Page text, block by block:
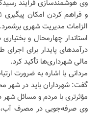
و فراهم کردن امکان پیگیری
الزامات مدیریت شهری برشمرد.
استاندار چهارمحال و
درآمدهای پایدار برای
مالی شهرداری‌ها تأکید کرد.
مردانی با اشاره به ضرورت
گفت: شهرداران باید در شهر
مؤثرتری با مردم و مسائل شهر
وی صرفه‌جویی در مصرف آب،